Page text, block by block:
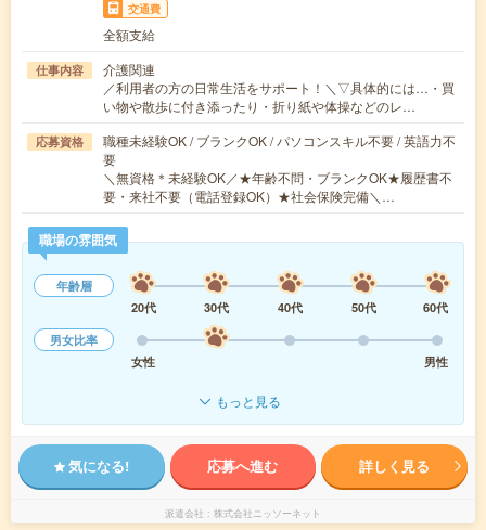
交通費
全額支給
仕事内容
介護関連
／利用者の方の日常生活をサポート！＼▽具体的には…・買
い物や散歩に付き添ったり・折り紙や体操などのレ…
応募資格
職種未経験OK / ブランクOK / パソコンスキル不要 / 英語力不
要
＼無資格＊未経験OK／★年齢不問・ブランクOK★履歴書不
要・来社不要（電話登録OK）★社会保険完備＼…
職場の雰囲気
年齢層
20代
30代 40代 50代
60代
男女比率
女性
男性
もっと見る
気になる! 応募へ進む 詳しく見る
派遣会社 株式会社ニッソーネット